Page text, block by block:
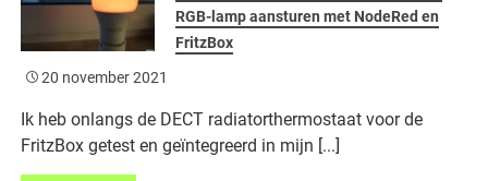
RGB-lamp aansturen met NodeRed en
FritzBox
20 november 2021
Ik heb onlangs de DECT radiatorthermostaat voor de
FritzBox getest en geïntegreerd in mijn [...]